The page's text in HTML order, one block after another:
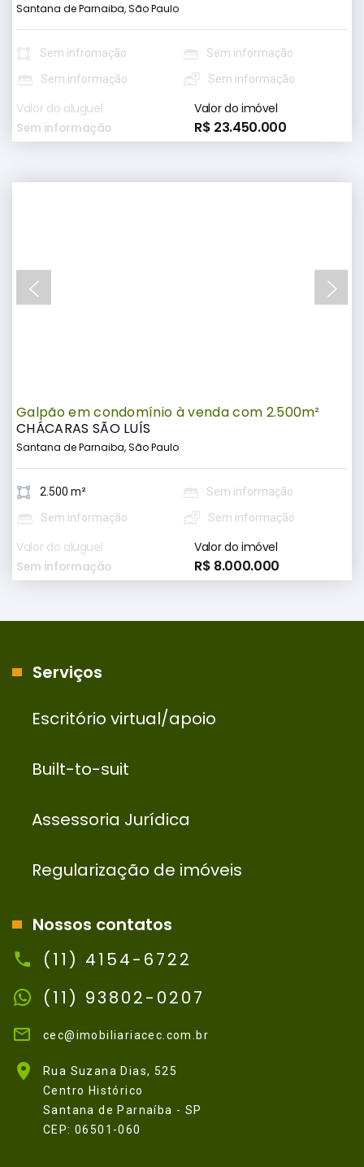
Santana de Parnaiba, São Paulo
Sem infromação
Sem informação
Sem informação
Sem informação
Valor do aluguel
Sem informação
Valor do imóvel
R$ 23.450.000
Galpão em condomínio à venda com 2.500m²
CHÁCARAS SÃO LUÍS
Santana de Parnaiba, São Paulo
2.500 m²
Sem informação
Sem informação
Sem informação
Valor do aluguel
Sem informação
Valor do imóvel
R$ 8.000.000
Serviços
Escritório virtual/apoio
Built-to-suit
Assessoria Jurídica
Regularização de imóveis
Nossos contatos
(11) 4154-6722
(11) 93802-0207
cec@imobiliariacec.com.br
Rua Suzana Dias, 525
Centro Histórico
Santana de Parnaíba - SP
CEP: 06501-060